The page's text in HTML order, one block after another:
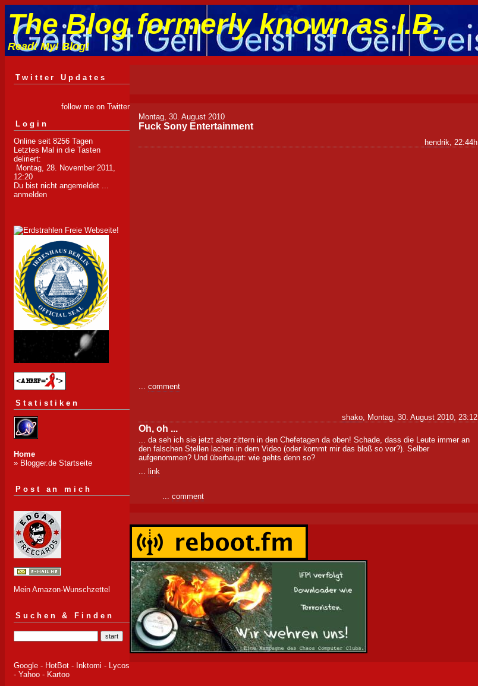
The Blog formerly known as I.B.
Read! My! Blog!
Twitter Updates
follow me on Twitter
Login
Online seit 8256 Tagen
Letztes Mal in die Tasten
deliriert:
Montag, 28. November 2011,
12:20
Du bist nicht angemeldet ...
anmelden
Statistiken
Home
» Blogger.de Startseite
Post an mich
Mein Amazon-Wunschzettel
Suchen & Finden
Google - HotBot - Inktomi - Lycos
- Yahoo - Kartoo
Montag, 30. August 2010
Fuck Sony Entertainment
hendrik, 22:44h
... comment
shako, Montag, 30. August 2010, 23:12
Oh, oh ...
... da seh ich sie jetzt aber zittern in den Chefetagen da oben! Schade, dass die Leute immer an
den falschen Stellen lachen in dem Video (oder kommt mir das bloß so vor?). Selber
aufgenommen? Und überhaupt: wie gehts denn so?
... link
... comment